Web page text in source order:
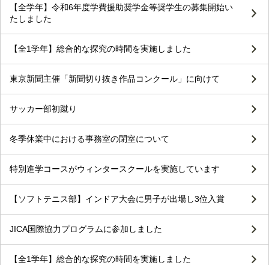
【全学年】令和6年度学費援助奨学金等奨学生の募集開始い
たしました
【全1学年】総合的な探究の時間を実施しました
東京新聞主催「新聞切り抜き作品コンクール」に向けて
サッカー部初蹴り
冬季休業中における事務室の閉室について
特別進学コースがウィンタースクールを実施しています
【ソフトテニス部】インドア大会に男子が出場し3位入賞
JICA国際協力プログラムに参加しました
【全1学年】総合的な探究の時間を実施しました